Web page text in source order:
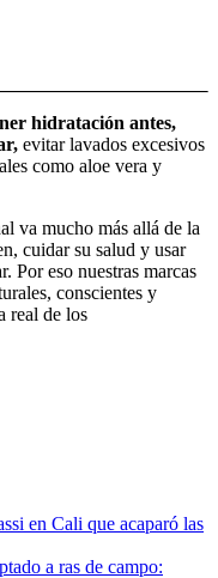
hidratación antes,
evitar lavados excesivos
como aloe vera y
va mucho más allá de la
cuidar su salud y usar
Por eso nuestras marcas
conscientes y
real de los
en Cali que acaparó las
a ras de campo: